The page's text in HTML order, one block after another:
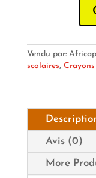
Vendu par:
scolaires,
Avis (0)
More